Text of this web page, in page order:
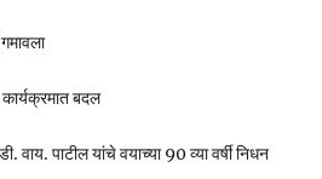
कार्यक्रमात बदल
वाय. पाटील यांचे वयाच्या 90 व्या वर्षी निधन